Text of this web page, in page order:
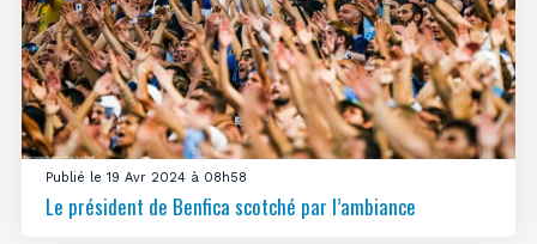
Publié le 19 Avr 2024 à 08h58
Le président de Benfica scotché par l’ambiance